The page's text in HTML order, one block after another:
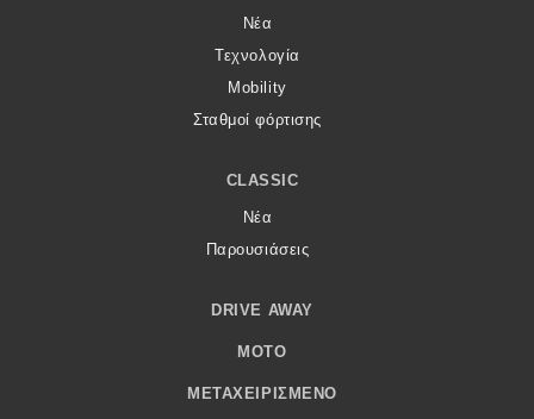
Νέα
Τεχνολογία
Mobility
Σταθμοί φόρτισης
CLASSIC
Νέα
Παρουσιάσεις
DRIVE AWAY
MOTO
ΜΕΤΑΧΕΙΡΙΣΜΈΝΟ